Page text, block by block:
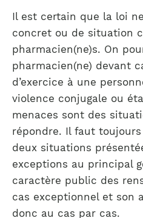
Il est certain que la loi
concret ou de situation
pharmacien(ne)s. On
pharmacien(ne) devant
d’exercice à une
violence conjugale ou
menaces sont des
répondre. Il faut
deux situations
exceptions au principal
caractère public des
cas exceptionnel et son
donc au cas par cas.